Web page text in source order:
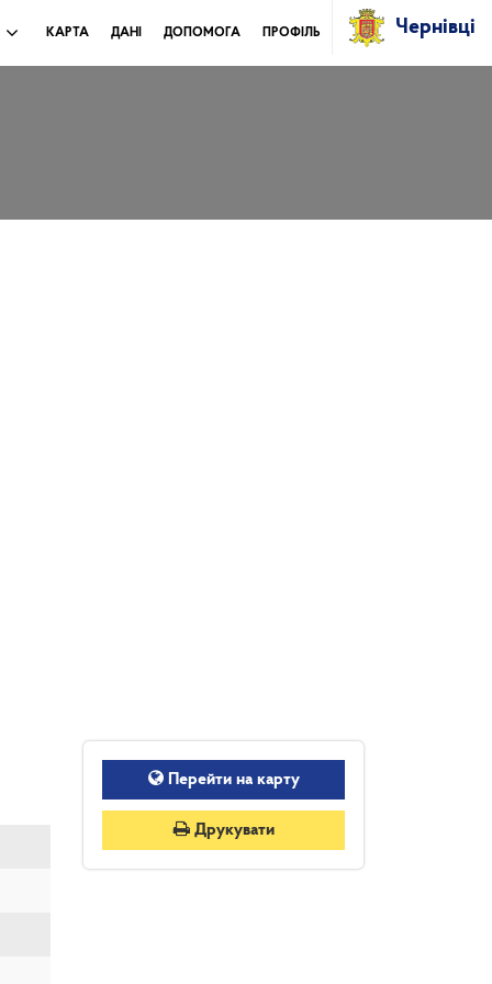
КАРТА ДАНІ ДОПОМОГА ПРОФІЛЬ Чернівці
Перейти на карту
Друкувати